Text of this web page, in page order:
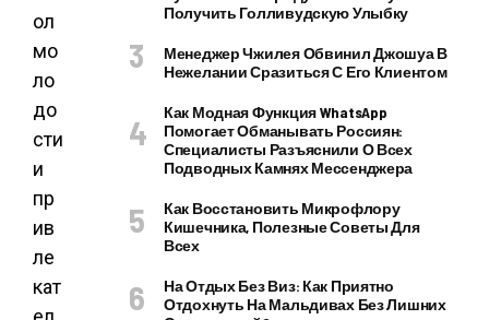
ол
мо
ло
до
сти
и
пр
ив
ле
кат
Получить Голливудскую Улыбку
Менеджер Чжилея Обвинил Джошуа В
Нежелании Сразиться С Его Клиентом
Как Модная Функция WhatsApp
Помогает Обманывать Россиян:
Специалисты Разъяснили О Всех
Подводных Камнях Мессенджера
Как Восстановить Микрофлору
Кишечника, Полезные Советы Для
Всех
На Отдых Без Виз: Как Приятно
Отдохнуть На Мальдивах Без Лишних